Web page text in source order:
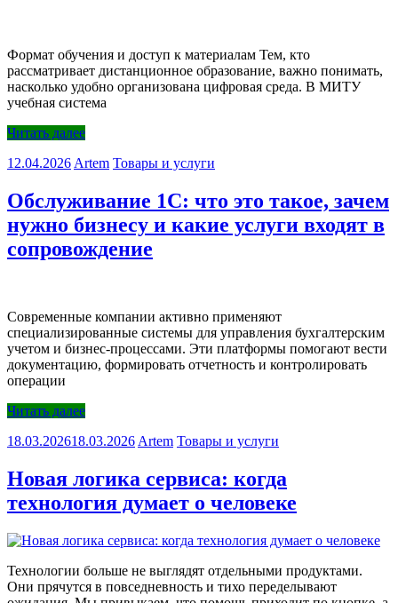
Формат обучения и доступ к материалам Тем, кто
рассматривает дистанционное образование, важно понимать,
насколько удобно организована цифровая среда. В МИТУ
учебная система
Читать далее
12.04.2026 Artem Товары и услуги
Обслуживание 1С: что это такое, зачем
нужно бизнесу и какие услуги входят в
сопровождение
Современные компании активно применяют
специализированные системы для управления бухгалтерским
учетом и бизнес-процессами. Эти платформы помогают вести
документацию, формировать отчетность и контролировать
операции
Читать далее
18.03.202618.03.2026 Artem Товары и услуги
Новая логика сервиса: когда
технология думает о человеке
Технологии больше не выглядят отдельными продуктами.
Они прячутся в повседневность и тихо переделывают